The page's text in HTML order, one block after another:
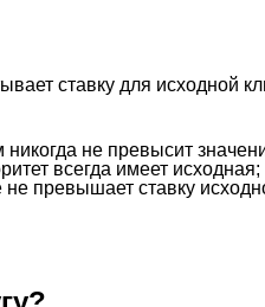
ставку для исходной
не превысит
всегда имеет исходная;
превышает ставку